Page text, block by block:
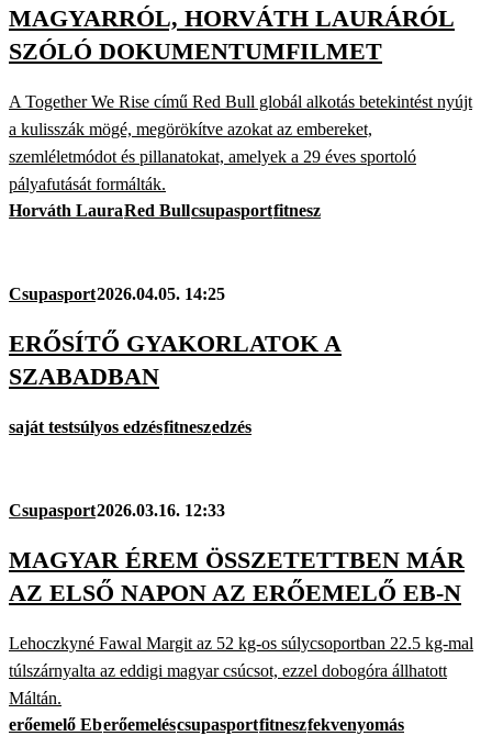
MAGYARRÓL, HORVÁTH LAURÁRÓL
SZÓLÓ DOKUMENTUMFILMET
A Together We Rise című Red Bull globál alkotás betekintést nyújt
a kulisszák mögé, megörökítve azokat az embereket,
szemléletmódot és pillanatokat, amelyek a 29 éves sportoló
pályafutását formálták.
Horváth LauraRed Bullcsupasportfitnesz
Csupasport2026.04.05. 14:25
ERŐSÍTŐ GYAKORLATOK A
SZABADBAN
saját testsúlyos edzésfitneszedzés
Csupasport2026.03.16. 12:33
MAGYAR ÉREM ÖSSZETETTBEN MÁR
AZ ELSŐ NAPON AZ ERŐEMELŐ EB-N
Lehoczkyné Fawal Margit az 52 kg-os súlycsoportban 22.5 kg-mal
túlszárnyalta az eddigi magyar csúcsot, ezzel dobogóra állhatott
Máltán.
erőemelő Eberőemeléscsupasportfitneszfekvenyomás